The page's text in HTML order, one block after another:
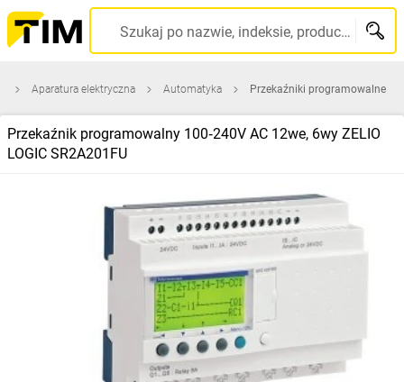
Szukaj po nazwie, indeksie, producencie, kodzie kreskowym...
Aparatura elektryczna Automatyka Przekaźniki programowalne
Przekaźnik programowalny 100‑240V AC 12we, 6wy ZELIO
LOGIC SR2A201FU